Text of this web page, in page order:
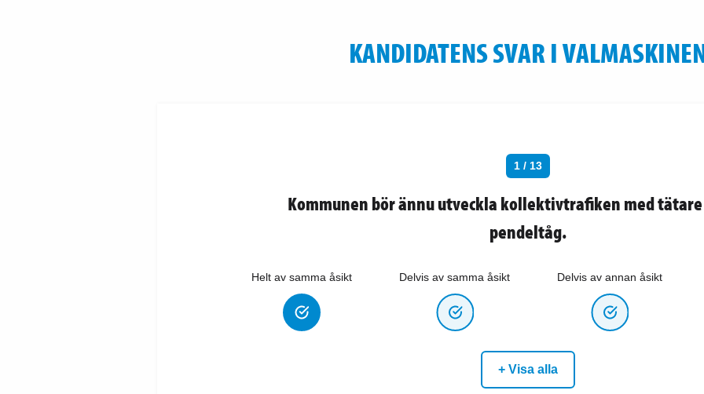
KANDIDATENS SVAR I
1 / 13
Kommunen bör ännu utveckla kollektivtrafiken med
pendeltåg.
Helt av samma åsikt Delvis av samma åsikt Delvis av annan åsikt
+ Visa alla